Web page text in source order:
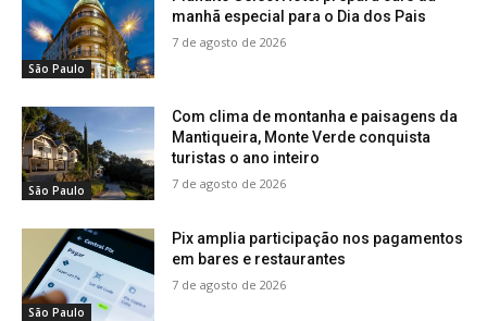
São Paulo
manhã especial para o Dia dos Pais
7 de agosto de 2026
São Paulo
Com clima de montanha e paisagens da
Mantiqueira, Monte Verde conquista
turistas o ano inteiro
7 de agosto de 2026
São Paulo
Pix amplia participação nos pagamentos
em bares e restaurantes
7 de agosto de 2026